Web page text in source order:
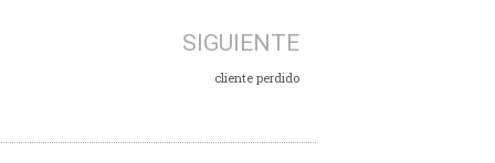
SIGUIENTE
cliente perdido